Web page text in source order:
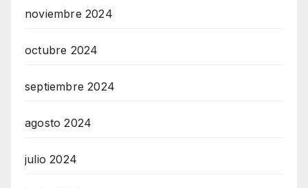
noviembre 2024
octubre 2024
septiembre 2024
agosto 2024
julio 2024